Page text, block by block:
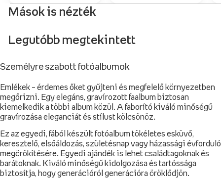
Mások is nézték
Legutóbb megtekintett
Személyre szabott fotóalbumok
Emlékek – érdemes őket gyűjteni és megfelelő környezetben
megőrizni. Egy elegáns, gravírozott faalbum biztosan
kiemelkedik a többi album közül. A faborító kiváló minőségű
gravírozása eleganciát és stílust kölcsönöz.
Ez az egyedi, fából készült fotóalbum tökéletes esküvő,
keresztelő, elsőáldozás, születésnap vagy házassági évforduló
megörökítésére. Egyedi ajándék is lehet családtagoknak és
barátoknak. Kiváló minőségű kidolgozása és tartóssága
biztosítja, hogy generációról generációra öröklődjön.